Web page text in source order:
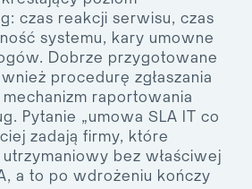
czas reakcji serwisu, czas
systemu, kary umowne
Dobrze przygotowane
procedurę zgłaszania
raportowania
Pytanie „umowa SLA IT co
zadają firmy, które
bez właściwej
a to po wdrożeniu kończy